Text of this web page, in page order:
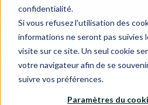
confidentialité.
Si vous refusez l'utilisation des
informations ne seront pas suivies
visite sur ce site. Un seul cookie
votre navigateur afin de se
suivre vos préférences.
Paramètres du
Postuler